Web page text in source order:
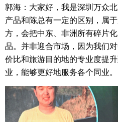
郭海：大家好，我是深圳万众
产品和陈总有一定的区别，属
方，会把中东、非洲所有碎片
品。并非迎合市场，因为我们
价比和旅游目的地的专业度提
业，能够更好地服务各个同业。